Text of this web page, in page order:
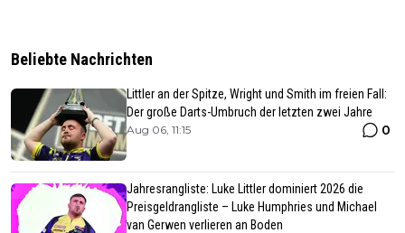
Beliebte Nachrichten
Littler an der Spitze, Wright und Smith im freien Fall:
Der große Darts-Umbruch der letzten zwei Jahre
Aug 06, 11:15 0
Jahresrangliste: Luke Littler dominiert 2026 die
Preisgeldrangliste – Luke Humphries und Michael
van Gerwen verlieren an Boden